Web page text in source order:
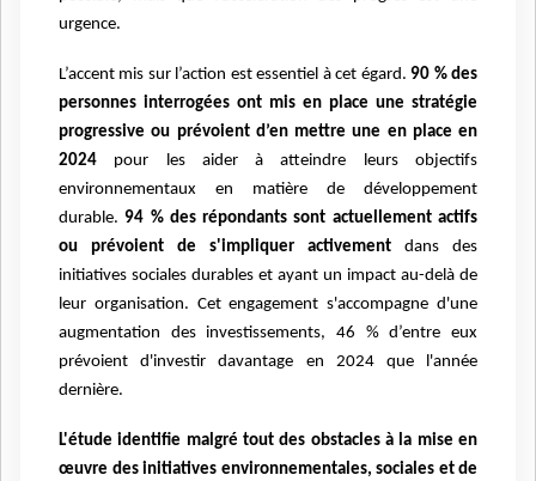
urgence.
L’accent mis sur l’action est essentiel à cet égard.90 % des
personnes interrogées ont mis en place une stratégie
progressive ou prévoient d’en mettre une en place en
2024 pour les aider à atteindre leurs objectifs
environnementaux en matière de développement
durable.94 % des répondants sont actuellement actifs
ou prévoient de s'impliquer activement dans des
initiatives sociales durables et ayant un impact au-delà de
leur organisation. Cet engagement s'accompagne d'une
augmentation des investissements, 46 % d’entre eux
prévoient d'investir davantage en 2024 que l'année
dernière.
L'étude identifie malgré tout des obstacles à la mise en
œuvre des initiatives environnementales, sociales et de